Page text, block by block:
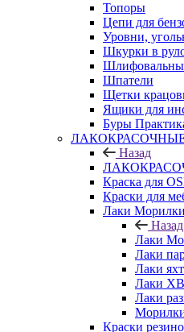
Топоры
Цепи для
Уровни,
Шкурки в
Шпатели
Щетки
Ящики для
Буры
Назад
Краска для
Краски для
Лаки Морилки
Назад
Лаки
Лаки
Лаки
Лаки ХВ
Лаки
Краски